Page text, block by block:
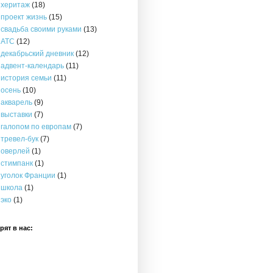
херитаж (18)
проект жизнь (15)
свадьба своими руками (13)
АТС (12)
декабрьский дневник (12)
адвент-календарь (11)
история семьи (11)
осень (10)
акварель (9)
выставки (7)
галопом по европам (7)
тревел-бук (7)
оверлей (1)
стимпанк (1)
уголок Франции (1)
школа (1)
эко (1)
в нас: